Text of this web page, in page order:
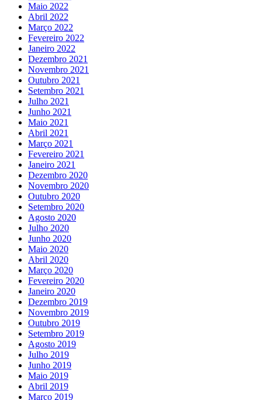
Maio 2022
Abril 2022
Março 2022
Fevereiro 2022
Janeiro 2022
Dezembro 2021
Novembro 2021
Outubro 2021
Setembro 2021
Julho 2021
Junho 2021
Maio 2021
Abril 2021
Março 2021
Fevereiro 2021
Janeiro 2021
Dezembro 2020
Novembro 2020
Outubro 2020
Setembro 2020
Agosto 2020
Julho 2020
Junho 2020
Maio 2020
Abril 2020
Março 2020
Fevereiro 2020
Janeiro 2020
Dezembro 2019
Novembro 2019
Outubro 2019
Setembro 2019
Agosto 2019
Julho 2019
Junho 2019
Maio 2019
Abril 2019
Março 2019